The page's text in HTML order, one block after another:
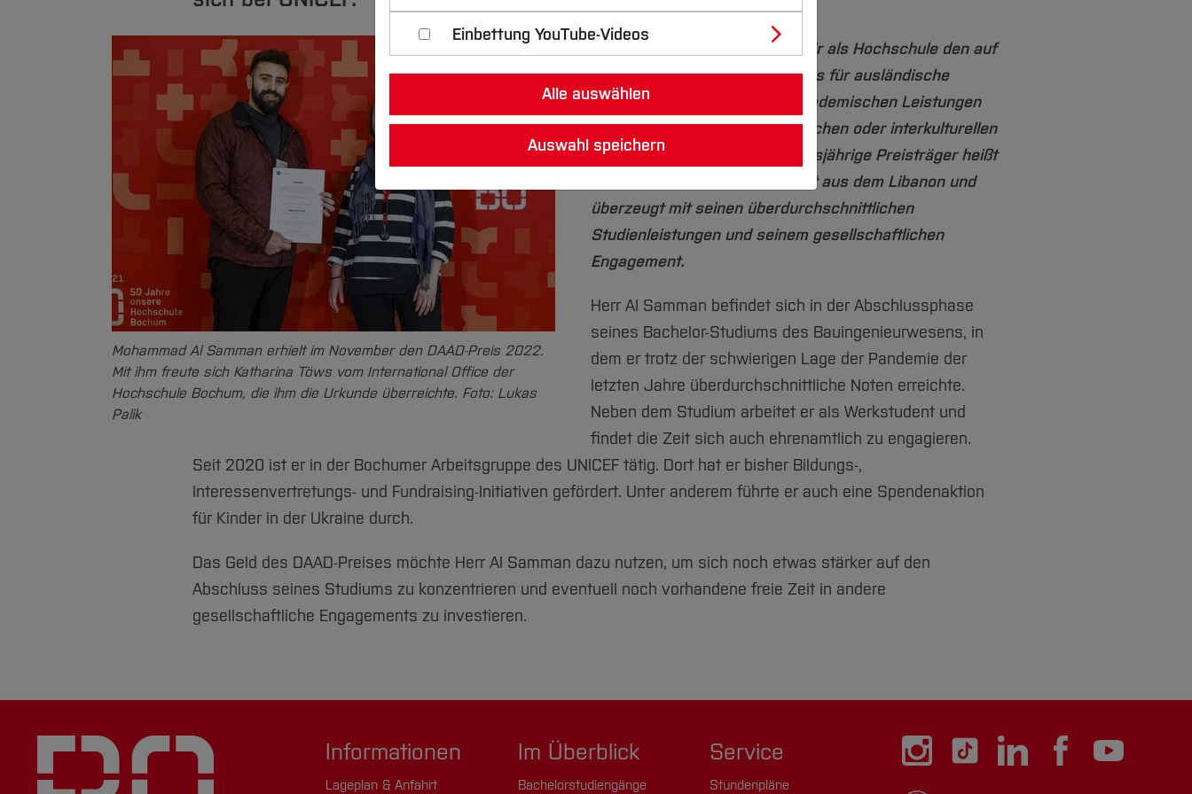
Mohammad Al Samman erhielt im November den DAAD-Preis 2022.
Mit ihm freute sich Katharina Töws vom International Office der
Hochschule Bochum, die ihm die Urkunde überreichte. Foto: Lukas
Palik
Auch in diesem Jahr durften wir als Hochschule den auf
1.000 Euro dotierten DAAD-Preis für ausländische
Studierende mit sehr guten akademischen Leistungen
und besonderem gesellschaftlichen oder interkulturellen
Engagement vergeben. Der diesjährige Preisträger heißt
Mohammad Al Samman, kommt aus dem Libanon und
überzeugt mit seinen überdurchschnittlichen
Studienleistungen und seinem gesellschaftlichen
Engagement.
Herr Al Samman befindet sich in der Abschlussphase
seines Bachelor-Studiums des Bauingenieurwesens, in
dem er trotz der schwierigen Lage der Pandemie der
letzten Jahre überdurchschnittliche Noten erreichte.
Neben dem Studium arbeitet er als Werkstudent und
findet die Zeit sich auch ehrenamtlich zu engagieren.
Seit 2020 ist er in der Bochumer Arbeitsgruppe des UNICEF tätig. Dort hat er bisher Bildungs-,
Interessenvertretungs- und Fundraising-Initiativen gefördert. Unter anderem führte er auch eine Spendenaktion
für Kinder in der Ukraine durch.
Das Geld des DAAD-Preises möchte Herr Al Samman dazu nutzen, um sich noch etwas stärker auf den
Abschluss seines Studiums zu konzentrieren und eventuell noch vorhandene freie Zeit in andere
gesellschaftliche Engagements zu investieren.
Informationen
Lageplan & Anfahrt
Im Überblick
Bachelorstudiengänge
Service
Stundenpläne
Einbettung YouTube-Videos
Alle auswählen
Auswahl speichern